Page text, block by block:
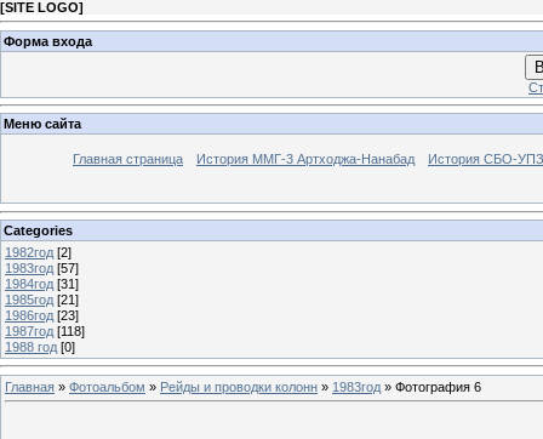
[SITE LOGO]
Форма входа
Меню сайта
Главная страница История ММГ-3 Артходжа-Нанабад История СБО-УПЗ
Categories
1982год [2]
1983год [57]
1984год [31]
1985год [21]
1986год [23]
1987год [118]
1988 год [0]
Главная » Фотоальбом » Рейды и проводки колонн » 1983год » Фотография 6